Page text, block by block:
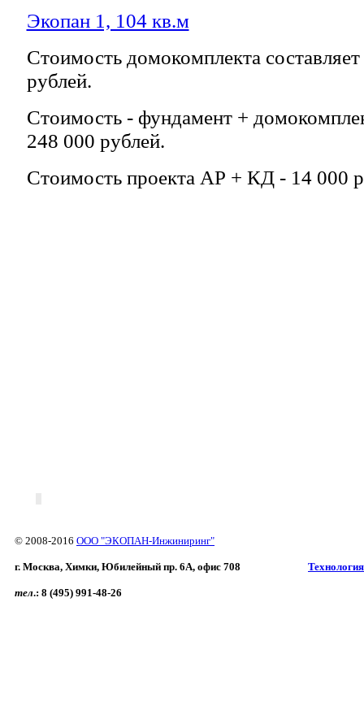
Экопан 1, 104 кв.м
Стоимость домокомплекта
рублей.
Стоимость - фундамент +
248 000 рублей.
Стоимость проекта АР + КД - 14 000
© 2008-2016 ООО "ЭКОПАН-Инжиниринг"
г. Москва, Химки, Юбилейный пр. 6A, офис 708
тел.: 8 (495) 991-48-26
Технология